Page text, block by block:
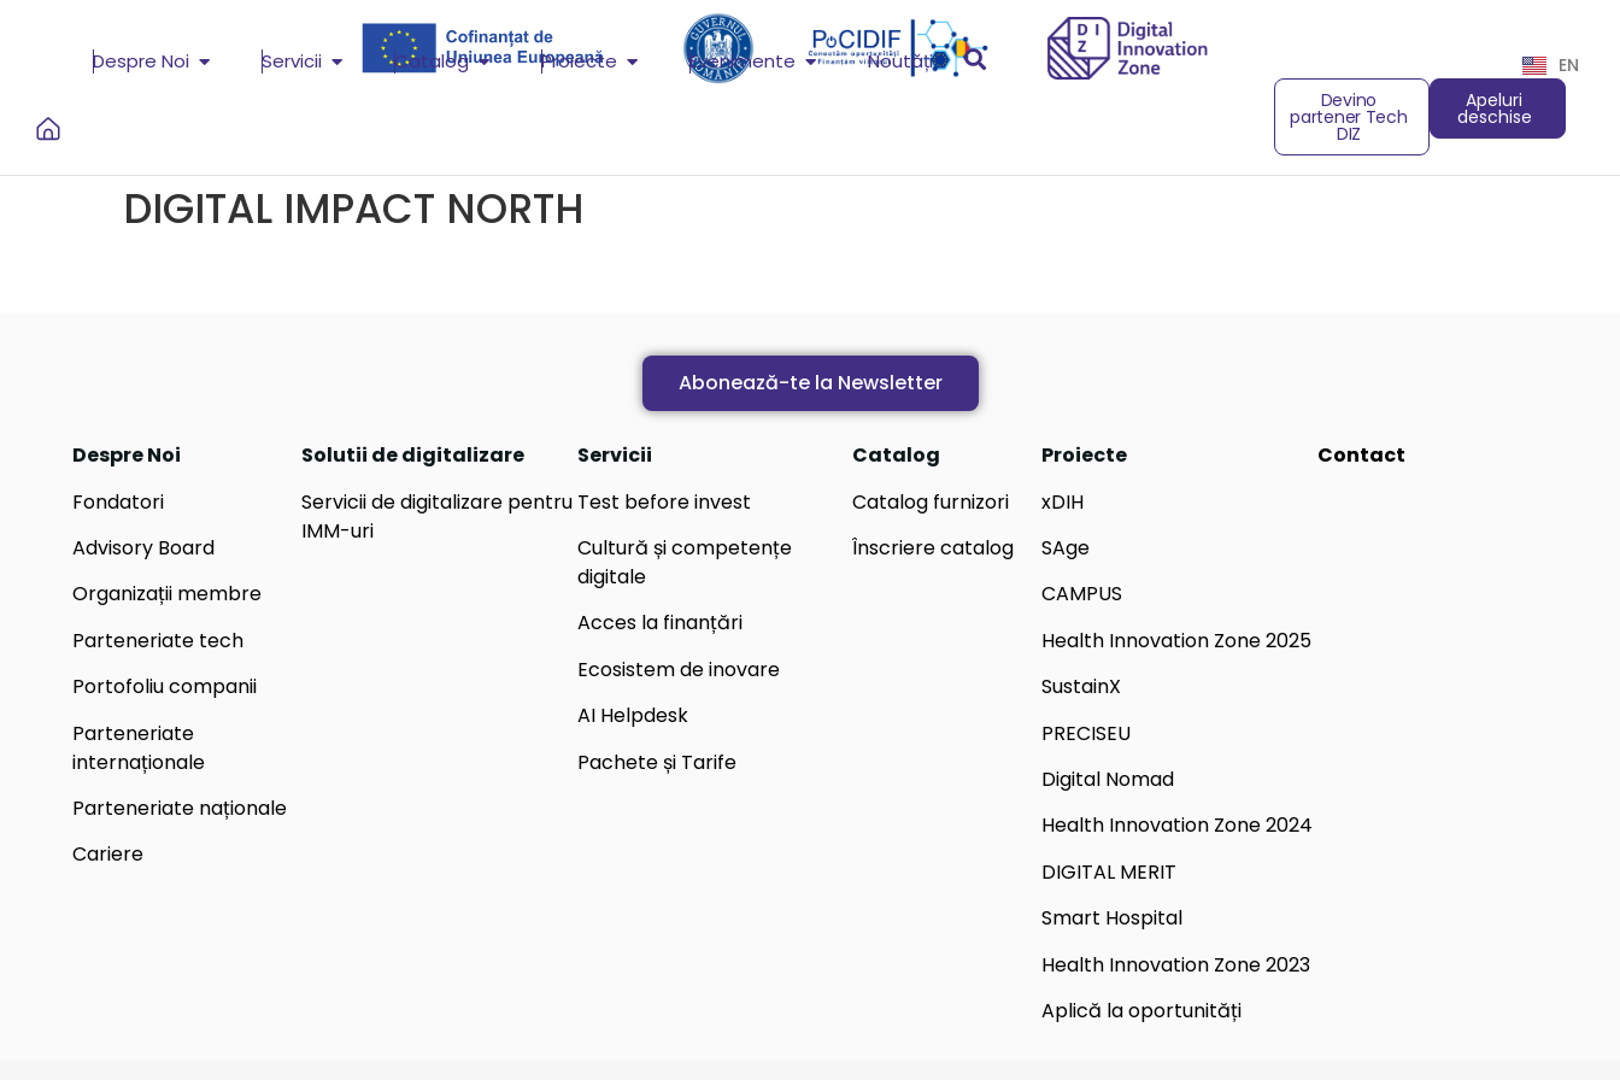
Despre Noi Servicii Catalog Proiecte Evenimente Noutăți
EN
Devino
partener Tech
DIZ
Apeluri
deschise
DIGITAL IMPACT NORTH
Abonează-te la Newsletter
Despre Noi
Fondatori
Advisory Board
Organizații membre
Parteneriate tech
Portofoliu companii
Parteneriate
internaționale
Parteneriate naționale
Cariere
Solutii de digitalizare
Servicii de digitalizare pentru
IMM-uri
Servicii
Test before invest
Cultură și competențe
digitale
Acces la finanțări
Ecosistem de inovare
AI Helpdesk
Pachete și Tarife
Catalog
Catalog furnizori
Înscriere catalog
Proiecte
xDIH
SAge
CAMPUS
Health Innovation Zone 2025
SustainX
PRECISEU
Digital Nomad
Health Innovation Zone 2024
DIGITAL MERIT
Smart Hospital
Health Innovation Zone 2023
Aplică la oportunități
Contact